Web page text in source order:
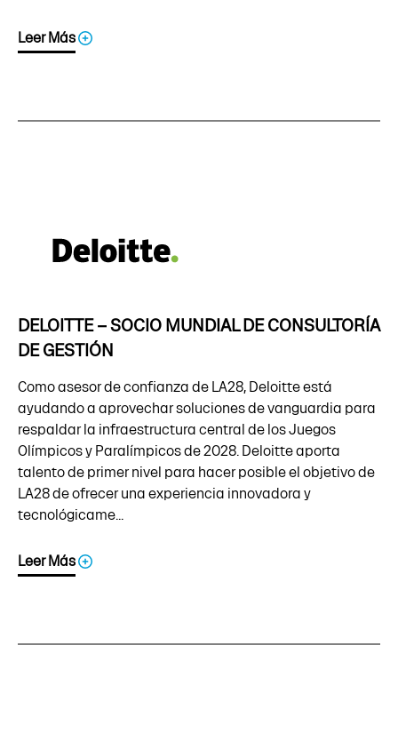
Leer Más
DELOITTE – SOCIO MUNDIAL DE CONSULTORÍA
DE GESTIÓN
Como asesor de confianza de LA28, Deloitte está
ayudando a aprovechar soluciones de vanguardia para
respaldar la infraestructura central de los Juegos
Olímpicos y Paralímpicos de 2028. Deloitte aporta
talento de primer nivel para hacer posible el objetivo de
LA28 de ofrecer una experiencia innovadora y
tecnológicame...
Leer Más